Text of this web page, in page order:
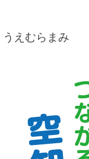
うえむらまみ